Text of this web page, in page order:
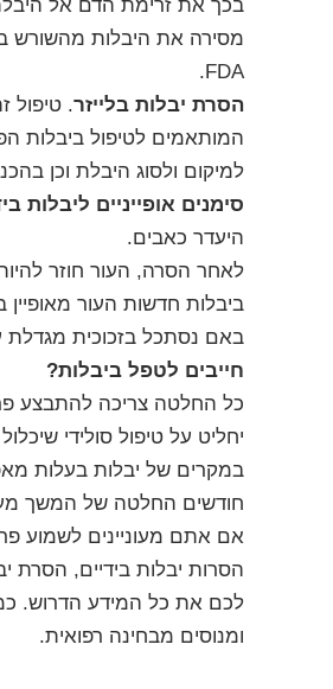
בכך את זרימת הדם אל היבלת.
מסירה את היבלות מהשורש
FDA.
הסרת יבלות בלייזר. טיפול
למיקום ולסוג היבלת וכן
סימנים אופייניים ליבלות
היעדר כאבים.
לאחר הסרה, העור חוזר
ביבלות חדשות העור
באם נסתכל בזכוכית מגדלת
חייבים לטפל ביבלות?
כל החלטה צריכה להתבצע
יחליט על טיפול סולידי
במקרים של יבלות בעלות
חודשים החלטה של המשך
אם אתם מעוניינים לשמוע
הסרות יבלות בידיים, הסרת
לכם את כל המידע הדרוש.
ומנוסים מבחינה רפואית.